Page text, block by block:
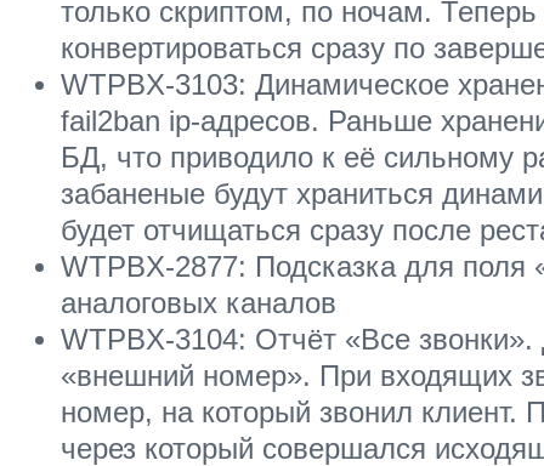
только скриптом, по ночам.
конвертироваться сразу по
WTPBX-3103: Динамическое
fail2ban ip-адресов. Раньше
БД, что приводило к её сильному
забаненые будут храниться
будет отчищаться сразу после
WTPBX-2877: Подсказка для
аналоговых каналов
WTPBX-3104: Отчёт «Все
«внешний номер». При входящих
номер, на который звонил
через который совершался